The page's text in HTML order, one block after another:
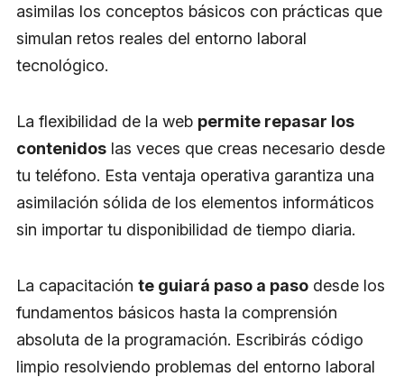
asimilas los conceptos básicos con prácticas que
simulan retos reales del entorno laboral
tecnológico.
La flexibilidad de la web permite repasar los
contenidos las veces que creas necesario desde
tu teléfono. Esta ventaja operativa garantiza una
asimilación sólida de los elementos informáticos
sin importar tu disponibilidad de tiempo diaria.
La capacitación te guiará paso a paso desde los
fundamentos básicos hasta la comprensión
absoluta de la programación. Escribirás código
limpio resolviendo problemas del entorno laboral